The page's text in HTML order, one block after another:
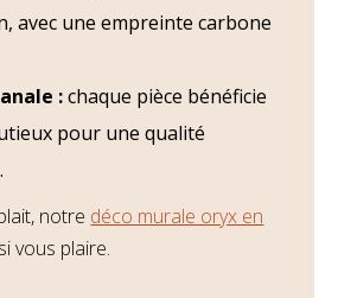
avec une empreinte carbone
:chaque pièce bénéficie
pour une qualité
notre déco murale oryx en
vous plaire.